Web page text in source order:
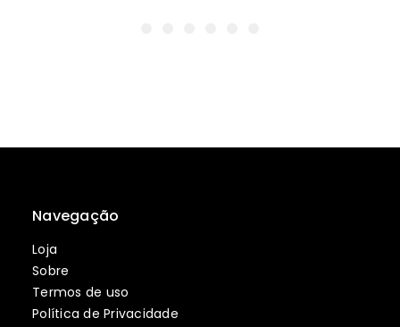
Navegação
Loja
Sobre
Termos de uso
Política de Privacidade